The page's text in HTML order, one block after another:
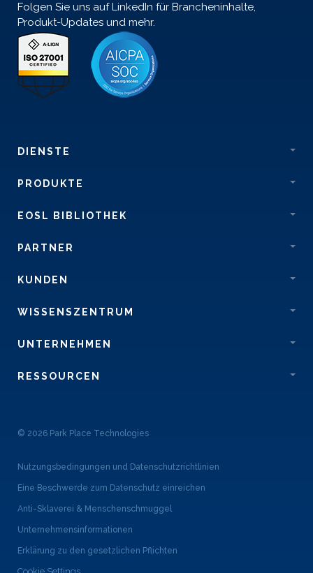
Folgen Sie uns auf LinkedIn für Brancheninhalte,
Produkt-Updates und mehr.
DIENSTE
PRODUKTE
EOSL BIBLIOTHEK
PARTNER
KUNDEN
WISSENSZENTRUM
UNTERNEHMEN
RESSOURCEN
© 2026 Park Place Technologies
Nutzungsbedingungen und Datenschutzrichtlinien
Eine Beschwerde zum Datenschutz einreichen
Anti-Sklaverei & Menschenschmuggel
Unternehmensinformationen
Erklärung zu den gesetzlichen Pflichten
Cookie Settings